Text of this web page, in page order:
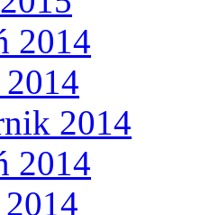
2014
2014
2014